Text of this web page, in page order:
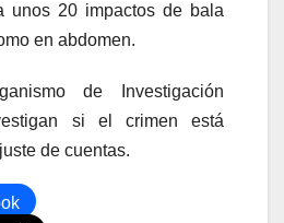
unos 20 impactos de bala
en abdomen.
de Investigación
si el crimen está
de cuentas.